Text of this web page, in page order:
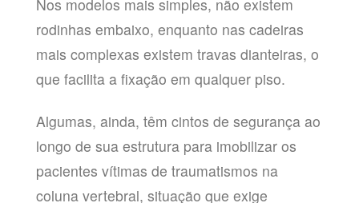
Nos modelos mais simples, não existem
rodinhas embaixo, enquanto nas cadeiras
mais complexas existem travas dianteiras, o
que facilita a fixação em qualquer piso.
Algumas, ainda, têm cintos de segurança ao
longo de sua estrutura para imobilizar os
pacientes vítimas de traumatismos na
coluna vertebral, situação que exige